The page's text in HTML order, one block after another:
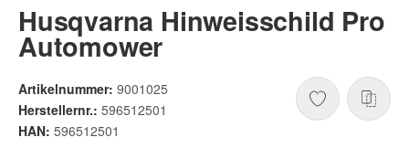
Husqvarna Hinweisschild Pro
Automower
Artikelnummer: 9001025
Herstellernr.: 596512501
HAN: 596512501